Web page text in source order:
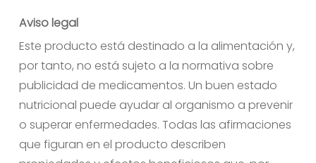
Aviso legal
Este producto está destinado a la alimentación y,
por tanto, no está sujeto a la normativa sobre
publicidad de medicamentos. Un buen estado
nutricional puede ayudar al organismo a prevenir
o superar enfermedades. Todas las afirmaciones
que figuran en el producto describen